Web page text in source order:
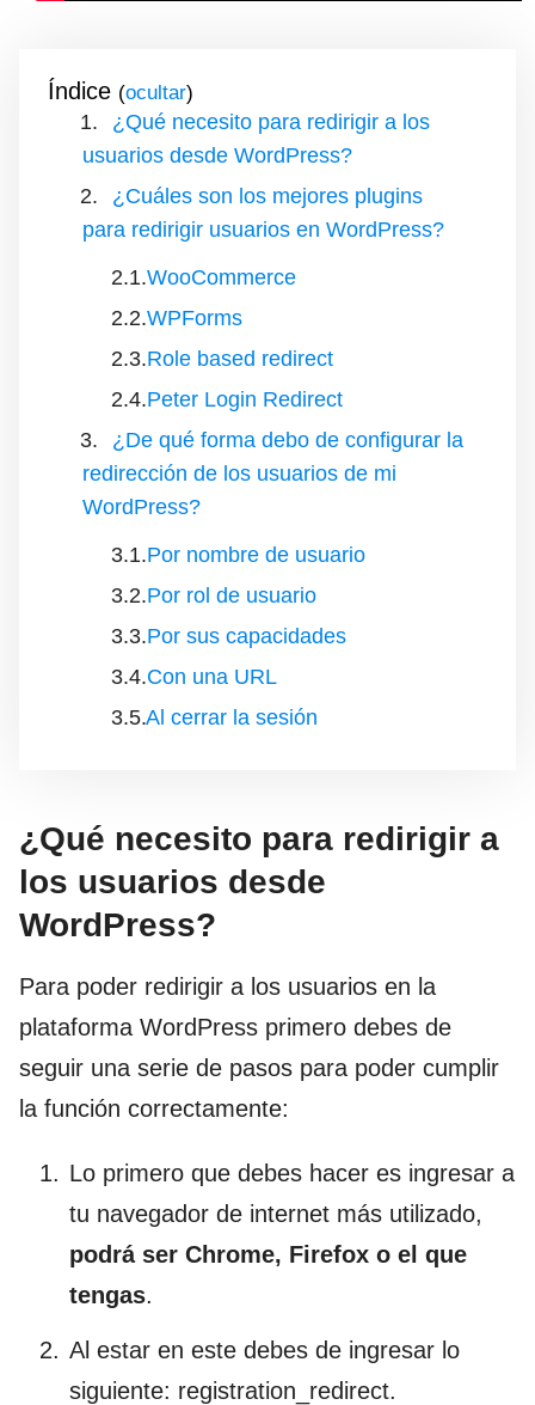
Índice ( )
¿Qué necesito para redirigir a los
usuarios desde WordPress?
¿Cuáles son los mejores plugins
para redirigir usuarios en WordPress?
WooCommerce
WPForms
Role based redirect
Peter Login Redirect
¿De qué forma debo de configurar la
redirección de los usuarios de mi
WordPress?
Por nombre de usuario
Por rol de usuario
Por sus capacidades
Con una URL
Al cerrar la sesión
¿Qué necesito para redirigir a
los usuarios desde
WordPress?
Para poder redirigir a los usuarios en la
plataforma WordPress primero debes de
seguir una serie de pasos para poder cumplir
la función correctamente:
Lo primero que debes hacer es ingresar a
tu navegador de internet más utilizado,
podrá ser Chrome, Firefox o el que
tengas.
Al estar en este debes de ingresar lo
siguiente: registration_redirect.